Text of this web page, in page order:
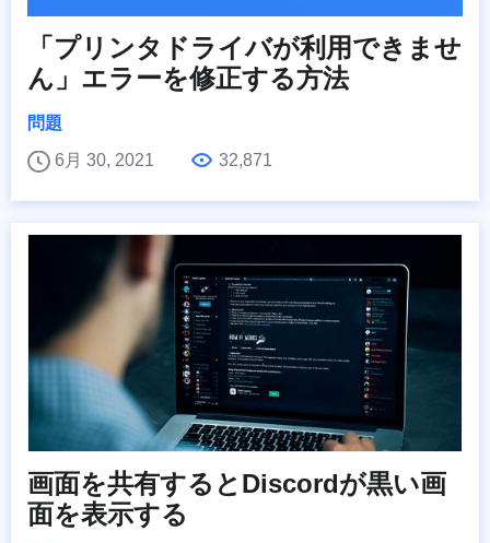
「プリンタドライバが利用できませ
ん」エラーを修正する方法
問題
6月 30, 2021
32,871
画面を共有するとDiscordが黒い画
面を表示する